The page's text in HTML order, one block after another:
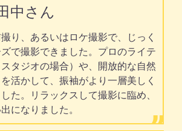
中さん
り、あるいはロケ撮影で、じっく
で撮影できました。プロのライテ
タジオの場合）や、開放的な自然
を活かして、振袖がより一層美しく
た。リラックスして撮影に臨め、
になりました。